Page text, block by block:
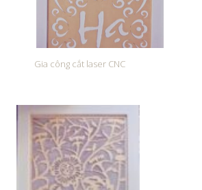
Gia công cắt laser CNC